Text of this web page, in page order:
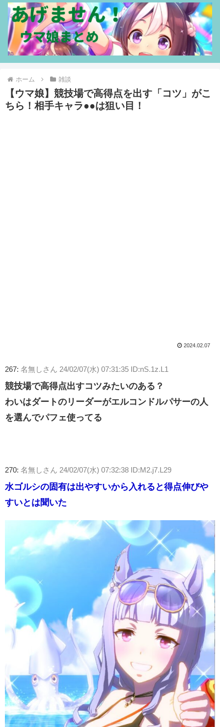
ホーム 雑談
【ウマ娘】競技場で高得点を出す「コツ」がこ
ちら！相手キャラ●●は狙い目！
2024.02.07
267: 名無しさん 24/02/07(水) 07:31:35 ID:nS.1z.L1
競技場で高得点出すコツみたいのある？
わいはダートのリーダーがエルコンドルパサーの人
を選んでパフェ使ってる
270: 名無しさん 24/02/07(水) 07:32:38 ID:M2.j7.L29
水ゴルシの固有は出やすいから入れると得点伸びや
すいとは聞いた